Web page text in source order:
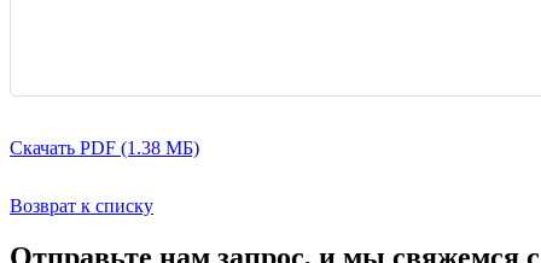
Скачать PDF (1.38 МБ)
Возврат к списку